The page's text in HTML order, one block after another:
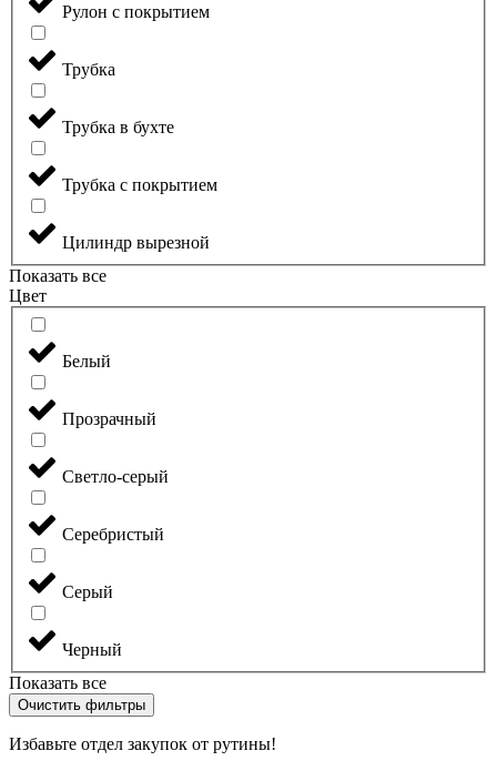
Рулон с покрытием
Трубка
Трубка в бухте
Трубка с покрытием
Цилиндр вырезной
Показать все
Цвет
Белый
Прозрачный
Светло-серый
Серебристый
Серый
Черный
Показать все
Очистить фильтры
Избавьте отдел закупок от рутины!